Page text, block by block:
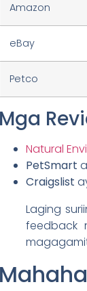
Amazon
eBay
Petco
Mga
Natural
PetSmart
Craigslist
Laging
feedback